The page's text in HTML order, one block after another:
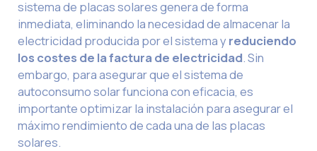
sistema de placas solares genera de forma
inmediata, eliminando la necesidad de almacenar la
electricidad producida por el sistema y reduciendo
los costes de la factura de electricidad. Sin
embargo, para asegurar que el sistema de
autoconsumo solar funciona con eficacia, es
importante optimizar la instalación para asegurar el
máximo rendimiento de cada una de las placas
solares.